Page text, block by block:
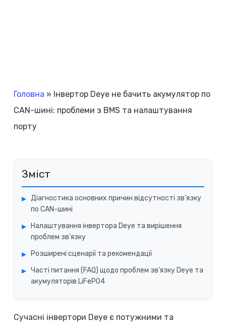
Головна » Інвертор Deye не бачить акумулятор по
CAN-шині: проблеми з BMS та налаштування
порту
Зміст
Діагностика основних причин відсутності зв’язку
по CAN-шині
Налаштування інвертора Deye та вирішення
проблем зв’язку
Розширені сценарії та рекомендації
Часті питання (FAQ) щодо проблем зв’язку Deye та
акумуляторів LiFePO4
Сучасні інвертори Deye є потужними та